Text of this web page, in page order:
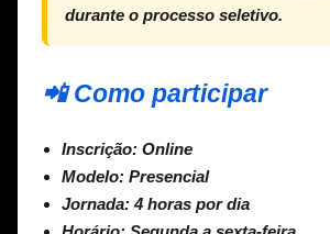
durante o processo seletivo.
📲 Como participar
Inscrição: Online
Modelo: Presencial
Jornada:4 horas por dia